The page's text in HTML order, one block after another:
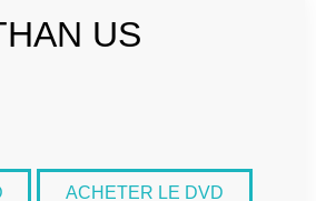
US
ACHETER LE DVD